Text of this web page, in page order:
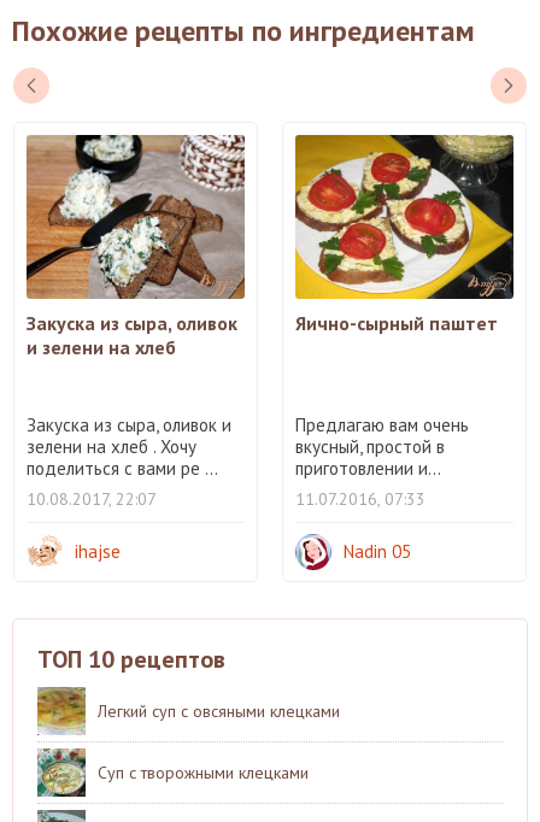
Похожие рецепты по ингредиентам
Закуска из сыра, оливок
и зелени на хлеб
Закуска из сыра, оливок и
зелени на хлеб . Хочу
поделиться с вами ре ...
10.08.2017, 22:07
ihajse
Яично-сырный паштет
Предлагаю вам очень
вкусный, простой в
приготовлении и...
11.07.2016, 07:33
Nadin 05
ТОП 10 рецептов
Легкий суп с овсяными клецками
Суп с творожными клецками